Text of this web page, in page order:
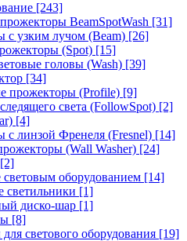
[243]
BeamSpotWash [31]
с узким лучом (Beam) [26]
(Spot) [15]
головы (Wash) [39]
[34]
прожекторы (Profile) [9]
света (FollowSpot) [2]
[4]
с линзой Френеля (Fresnel) [14]
(Wall Washer) [24]
[2]
световым оборудованием [14]
светильники [1]
диско-шар [1]
[8]
светового оборудования [19]